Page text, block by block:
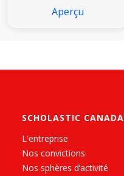
Aperçu
SCHOLASTIC CANADA
L'entreprise
Nos convictions
Nos sphères d’activité